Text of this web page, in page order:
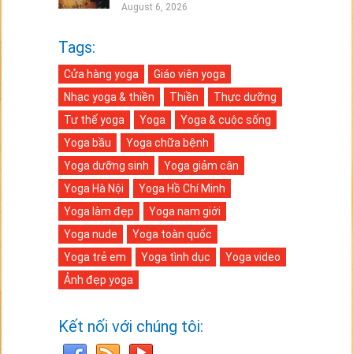
August 6, 2026
Tags:
Cửa hàng yoga
Giáo viên yoga
Nhạc yoga & thiền
Thiền
Thực dưỡng
Tư thế yoga
Yoga
Yoga & cuộc sống
Yoga bầu
Yoga chữa bệnh
Yoga dưỡng sinh
Yoga giảm cân
Yoga Hà Nội
Yoga Hồ Chí Minh
Yoga làm đẹp
Yoga nam giới
Yoga nude
Yoga toàn quốc
Yoga trẻ em
Yoga tình dục
Yoga video
Ảnh đẹp yoga
Kết nối với chúng tôi: